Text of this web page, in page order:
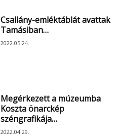
Csallány-emléktáblát avattak
Tamásiban…
2022.05.24.
Megérkezett a múzeumba
Koszta önarckép
széngrafikája…
2022.04.29.